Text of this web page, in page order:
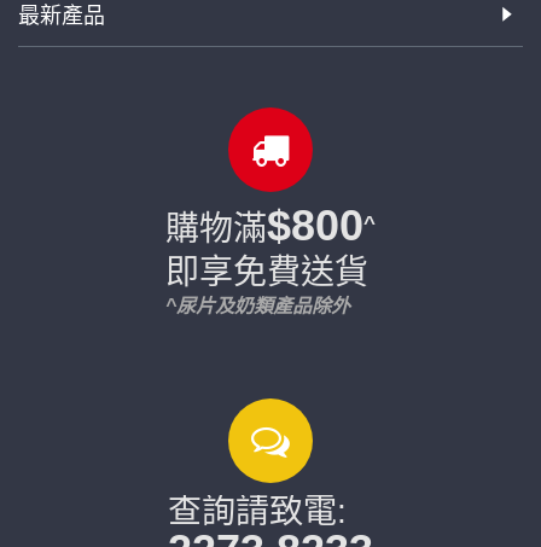
最新產品
購物滿$800^
即享免費送貨
^尿片及奶類產品除外
查詢請致電: